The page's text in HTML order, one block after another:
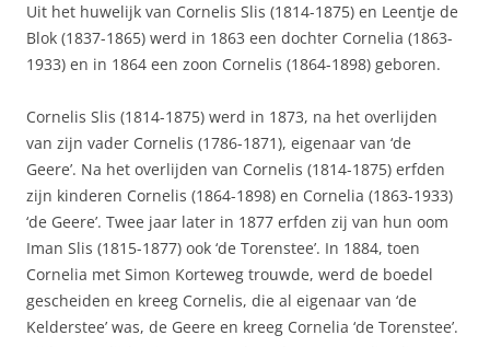
Uit het huwelijk van Cornelis Slis (1814-1875) en Leentje de
Blok (1837-1865) werd in 1863 een dochter Cornelia (1863-
1933) en in 1864 een zoon Cornelis (1864-1898) geboren.
Cornelis Slis (1814-1875) werd in 1873, na het overlijden
van zijn vader Cornelis (1786-1871), eigenaar van ‘de
Geere’. Na het overlijden van Cornelis (1814-1875) erfden
zijn kinderen Cornelis (1864-1898) en Cornelia (1863-1933)
‘de Geere’. Twee jaar later in 1877 erfden zij van hun oom
Iman Slis (1815-1877) ook ‘de Torenstee’. In 1884, toen
Cornelia met Simon Korteweg trouwde, werd de boedel
gescheiden en kreeg Cornelis, die al eigenaar van ‘de
Kelderstee’ was, de Geere en kreeg Cornelia ‘de Torenstee’.